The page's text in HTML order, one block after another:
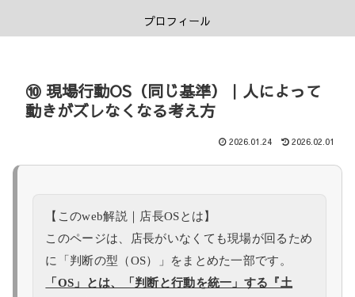
プロフィール
⑩ 現場行動OS（同じ基準）｜人によって
動きがズレなくなる考え方
2026.01.24 2026.02.01
【このweb解説｜店長OSとは】
このページは、店長がいなくても現場が回るため
に「判断の型（OS）」をまとめた一部です。
「OS」とは、「判断と行動を統一」する『土